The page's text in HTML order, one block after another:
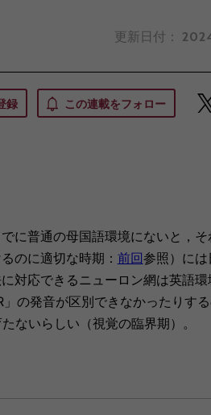
更新日付：
録 この連載をフォロー
に普通の母国語環境にないと，そ
のに適切な時期： 前回参照）には
対応できるニューロン網は英語環
の発音が区別できなかったりす
ないらしい（視覚の臨界期）。